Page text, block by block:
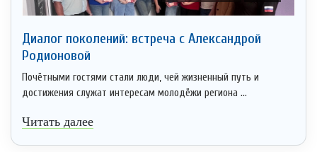
Диалог поколений: встреча с Александрой
Родионовой
Почётными гостями стали люди, чей жизненный путь и
достижения служат интересам молодёжи региона ...
Читать далее